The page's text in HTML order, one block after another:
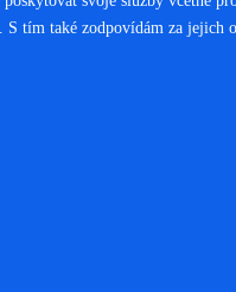
také zodpovídám za jejich